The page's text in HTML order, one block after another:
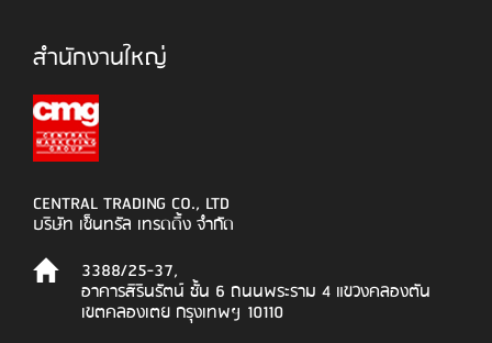
สำนักงานใหญ่
CENTRAL TRADING CO., LTD
บริษัท เซ็นทรัล เทรดดิ้ง จำกัด
3388/25-37,
อาคารสิรินรัตน์ ชั้น 6 ถนนพระราม 4 แขวงคลองตัน
เขตคลองเตย กรุงเทพฯ 10110